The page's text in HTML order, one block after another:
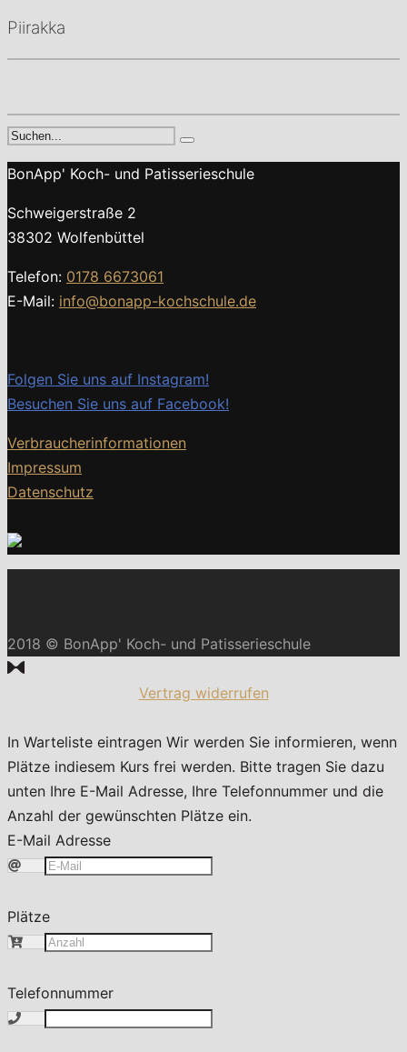
Piirakka
BonApp' Koch- und Patisserieschule
Schweigerstraße 2
38302 Wolfenbüttel
Telefon: 0178 6673061
E-Mail: info@bonapp-kochschule.de
Folgen Sie uns auf Instagram!
Besuchen Sie uns auf Facebook!
Verbraucherinformationen
Impressum
Datenschutz
2018 © BonApp' Koch- und Patisserieschule
Vertrag widerrufen
In Warteliste eintragen Wir werden Sie informieren, wenn
Plätze indiesem Kurs frei werden. Bitte tragen Sie dazu
unten Ihre E-Mail Adresse, Ihre Telefonnummer und die
Anzahl der gewünschten Plätze ein.
E-Mail Adresse
Plätze
Telefonnummer